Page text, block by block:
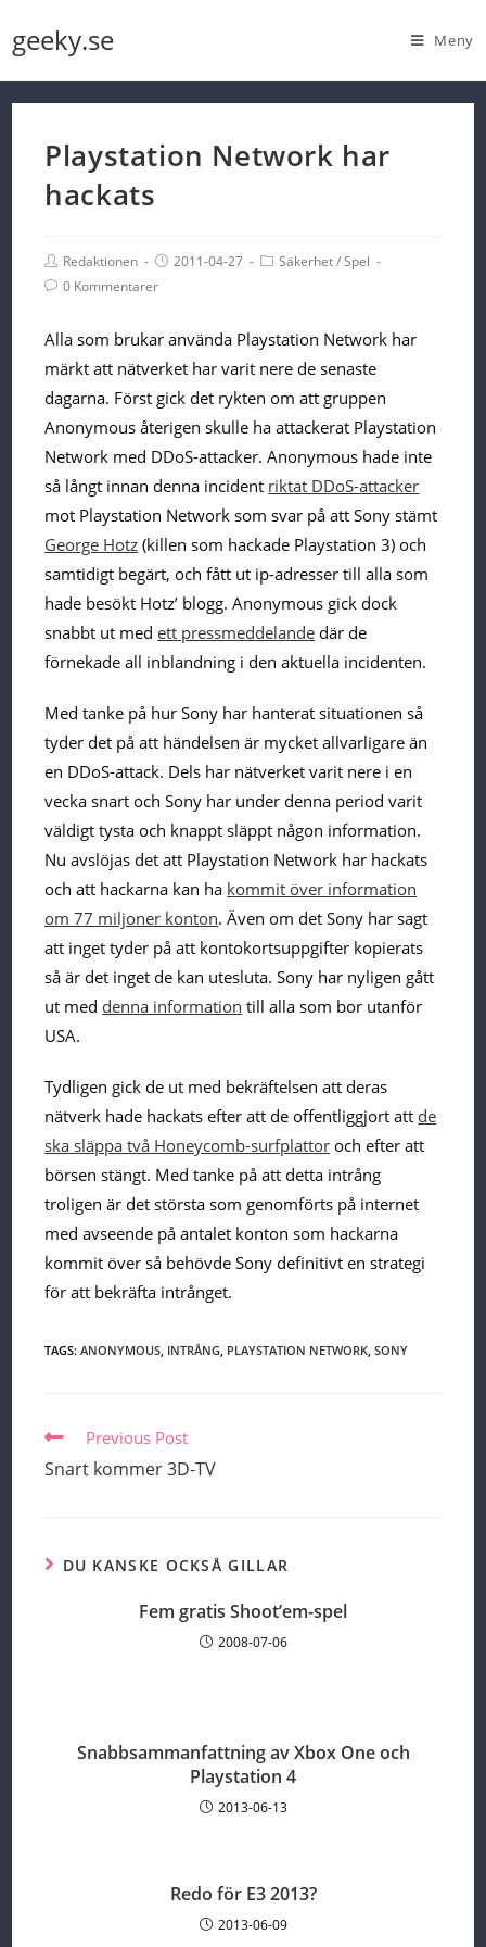
togeeky.se Meny
Playstation Network har
hackats
Post
Author:
Redaktionen
Post2011-04-27
PostSäkerhet/Spel
Post0 Kommentarer
Alla som brukar använda Playstation Network har
märkt att nätverket har varit nere de senaste
dagarna. Först gick det rykten om att gruppen
Anonymous återigen skulle ha attackerat Playstation
Network med DDoS-attacker. Anonymous hade inte
så långt innan denna incident riktat DDoS-attacker
mot Playstation Network som svar på att Sony stämt
George Hotz (killen som hackade Playstation 3) och
samtidigt begärt, och fått ut ip-adresser till alla som
hade besökt Hotz’ blogg. Anonymous gick dock
snabbt ut medett pressmeddelande där de
förnekade all inblandning i den aktuella incidenten.
Med tanke på hur Sony har hanterat situationen så
tyder det på att händelsen är mycket allvarligare än
en DDoS-attack. Dels har nätverket varit nere i en
vecka snart och Sony har under denna period varit
väldigt tysta och knappt släppt någon information.
Nu avslöjas det att Playstation Network har hackats
och att hackarna kan ha kommit över information
om 77 miljoner konton. Även om det Sony har sagt
att inget tyder på att kontokortsuppgifter kopierats
så är det inget de kan utesluta. Sony har nyligen gått
ut med denna information till alla som bor utanför
USA.
Tydligen gick de ut med bekräftelsen att deras
nätverk hade hackats efter att de offentliggjort att de
ska släppa två Honeycomb-surfplattor och efter att
börsen stängt. Med tanke på att detta intrång
troligen är det största som genomförts på internet
med avseende på antalet konton som hackarna
kommit över så behövde Sony definitivt en strategi
för att bekräfta intrånget.
TAGS:ANONYMOUS, INTRÅNG, PLAYSTATION NETWORK, SONY
Read
more
Previous Post
Snart kommer 3D-TV
DU KANSKE OCKSÅ GILLAR
Fem gratis Shoot’em-spel
2008-07-06
Snabbsammanfattning av Xbox One och
Playstation 4
2013-06-13
Redo för E3 2013?
2013-06-09